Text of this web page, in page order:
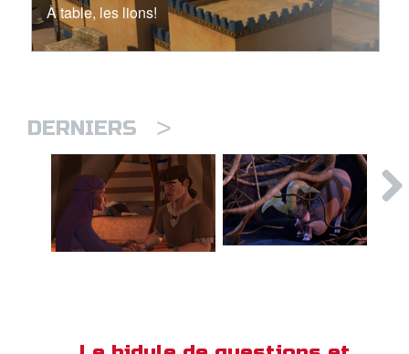
À table, les lions!
DERNIERS >